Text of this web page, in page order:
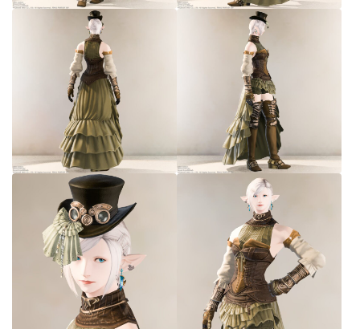
ハーフパンツ
七分丈
八分丈
極シタデル・ボズヤ追憶戦